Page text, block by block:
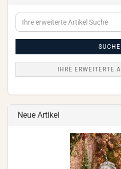
Ihre
erweiterte
IHRE ERWEITERTE
Neue Artikel